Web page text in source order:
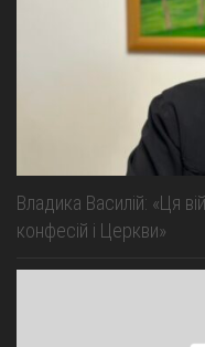
Владика Василій: «Ця
конфесій і Церкви»